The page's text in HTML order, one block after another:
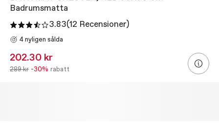
Badrumsmatta
3.83(12 Recensioner)
4 nyligen sålda
202.30 kr
289 kr -30% rabatt